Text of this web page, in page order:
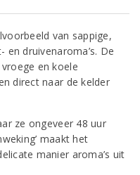
van sappige,
druivenaroma’s. De
en koele
direct naar de kelder
ze ongeveer 48 uur
maakt het
manier aroma’s uit